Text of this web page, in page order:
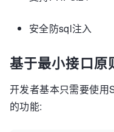
安全防sql注入
基于最小接口原
开发者基本只需要使用
的功能: